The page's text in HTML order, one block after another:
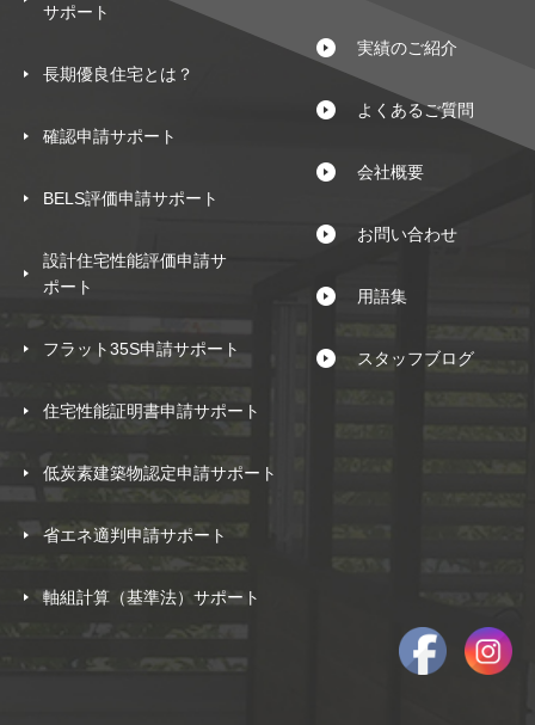
サポート
長期優良住宅とは？
確認申請サポート
BELS評価申請サポート
設計住宅性能評価申請サ
ポート
フラット35S申請サポート
住宅性能証明書申請サポート
低炭素建築物認定申請サポート
省エネ適判申請サポート
軸組計算（基準法）サポート
実績のご紹介
よくあるご質問
会社概要
お問い合わせ
用語集
スタッフブログ